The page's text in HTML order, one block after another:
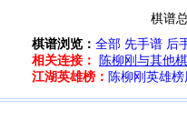
棋谱
棋谱浏览： 全部 先手谱 后
相关连接：
陈柳刚与其他
江湖英雄榜： 陈柳刚英雄